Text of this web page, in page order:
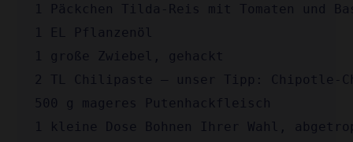
review
1 EL Pflanzenöl
1 große Zwiebel, gehackt
2 TL Chilipaste – unser Tipp: Chipotle-
500 g mageres Putenhackfleisch
1 kleine Dose Bohnen Ihrer Wahl,